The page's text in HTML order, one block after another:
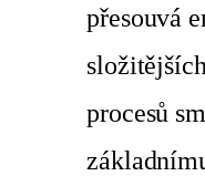
přesouvá
procesů